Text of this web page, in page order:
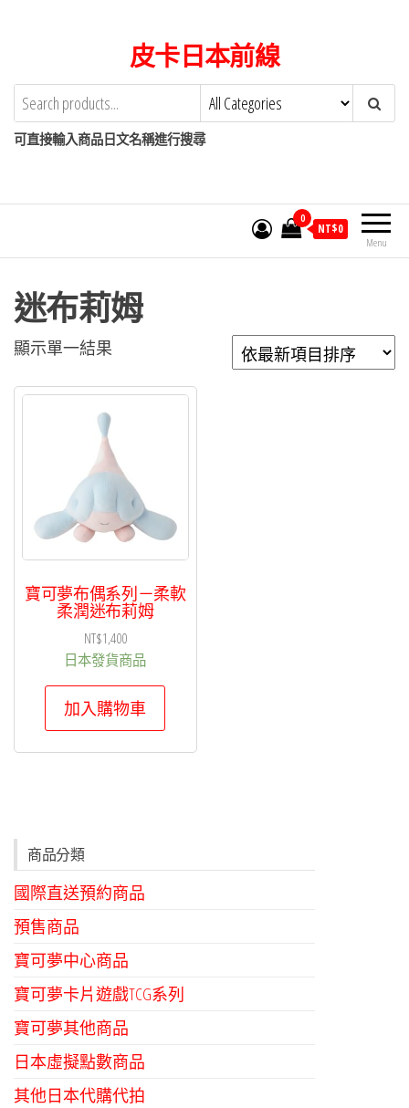
content
皮卡日本前線
可直接輸入商品日文名稱進行搜尋
Menu
0
NT$0
迷布莉姆
顯示單一結果
寶可夢布偶系列－柔軟
柔潤迷布莉姆
NT$1,400
日本發貨商品
加入購物車
商品分類
國際直送預約商品
預售商品
寶可夢中心商品
寶可夢卡片遊戲TCG系列
寶可夢其他商品
日本虛擬點數商品
其他日本代購代拍